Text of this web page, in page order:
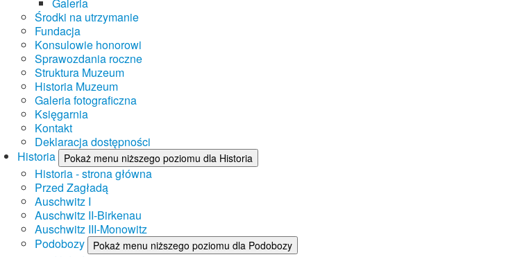
Środki na utrzymanie
Fundacja
Konsulowie honorowi
Sprawozdania roczne
Struktura Muzeum
Historia Muzeum
Galeria fotograficzna
Księgarnia
Kontakt
Deklaracja dostępności
Historia
Pokaż menu niższego poziomu dla Historia
Historia - strona główna
Przed Zagładą
Auschwitz I
Auschwitz II-Birkenau
Auschwitz III-Monowitz
Podobozy
Pokaż menu niższego poziomu dla Podobozy